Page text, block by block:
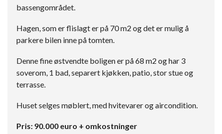
bassengområdet.
Hagen, som er flislagt er på 70 m2 og det er mulig å
parkere bilen inne på tomten.
Denne fine østvendte boligen er på 68 m2 og har 3
soverom, 1 bad, separert kjøkken, patio, stor stue og
terrasse.
Huset selges møblert, med hvitevarer og aircondition.
Pris: 90.000 euro + omkostninger